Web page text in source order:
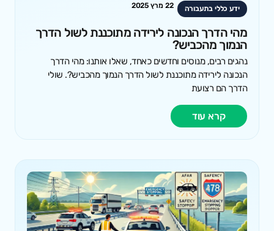
ידע כללי בתעבורה 22 מרץ 2025
מהי הדרך הנכונה לירידה מתוכננת לשול הדרך
הנמוך מהכביש?
נהגים רבים, מנוסים וחדשים כאחד, שאלו אותנו: מהי הדרך
הנכונה לירידה מתוכננת לשול הדרך הנמוך מהכביש?. שולי
הדרך הם רצועת
קרא עוד